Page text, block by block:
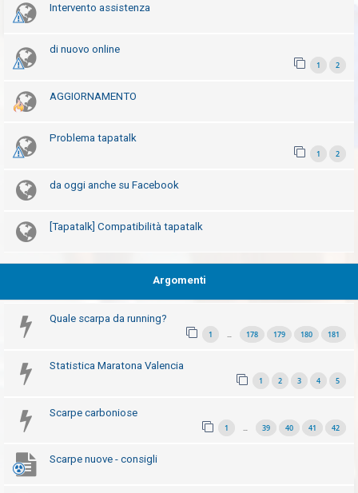
i
p
o
s
t
A
r
g
o
m
n
i
Intervento assistenza
di nuovo online
1 2
AGGIORNAMENTO
Problema tapatalk
1 2
da oggi anche su Facebook
[Tapatalk] Compatibilità tapatalk
Argomenti
Quale scarpa da running?
1 178 179 180 181
Statistica Maratona Valencia
1 2 3 4 5
Scarpe carboniose
1 … 39 40 41 42
Scarpe nuove - consigli